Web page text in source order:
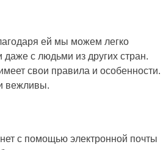
ей мы можем легко
с людьми из других стран.
свои правила и особенности.
вежливы.
с помощью электронной почты